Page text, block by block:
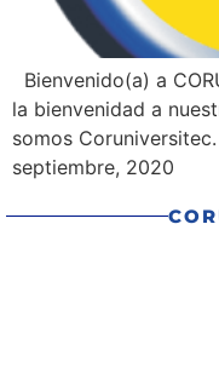
Bienvenido(a) a
la bienvenidad a
somos
septiembre, 2020